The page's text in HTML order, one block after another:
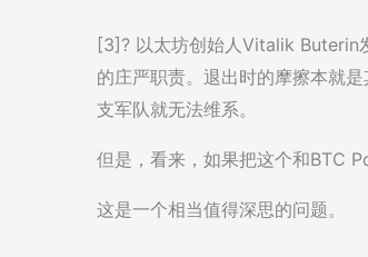
[3]? 以太坊创始人Vitalik Buterin
的庄严职责。退出时的摩擦本就
支军队就无法维系。
但是，看来，如果把这个和BTC
这是一个相当值得深思的问题。